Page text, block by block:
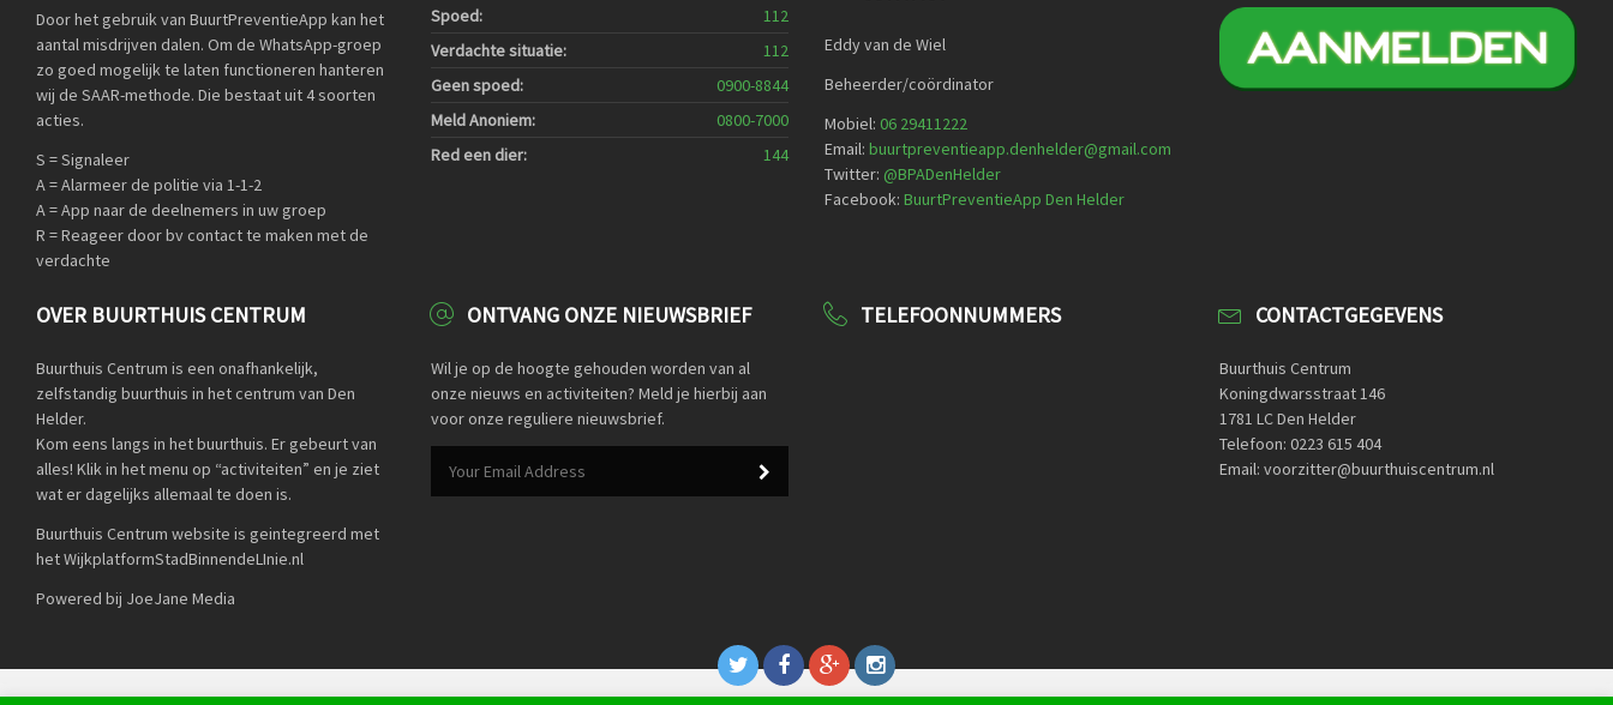
Door het gebruik van BuurtPreventieApp kan het
aantal misdrijven dalen. Om de WhatsApp-groep
zo goed mogelijk te laten functioneren hanteren
wij de SAAR-methode. Die bestaat uit 4 soorten
acties.
S = Signaleer
A = Alarmeer de politie via 1-1-2
A = App naar de deelnemers in uw groep
R = Reageer door bv contact te maken met de
verdachte
Spoed:
112
Verdachte situatie:
112
Geen spoed:
0900-8844
Meld Anoniem:
0800-7000
Red een dier:
144
Eddy van de Wiel
Beheerder/coördinator
Mobiel: 06 29411222
Email: buurtpreventieapp.denhelder@gmail.com
Twitter: @BPADenHelder
Facebook: BuurtPreventieApp Den Helder
OVER BUURTHUIS CENTRUM
Buurthuis Centrum is een onafhankelijk,
zelfstandig buurthuis in het centrum van Den
Helder.
Kom eens langs in het buurthuis. Er gebeurt van
alles! Klik in het menu op “activiteiten” en je ziet
wat er dagelijks allemaal te doen is.
Buurthuis Centrum website is geintegreerd met
het WijkplatformStadBinnendeLInie.nl
Powered bij JoeJane Media
ONTVANG ONZE NIEUWSBRIEF
Wil je op de hoogte gehouden worden van al
onze nieuws en activiteiten? Meld je hierbij aan
voor onze reguliere nieuwsbrief.
TELEFOONNUMMERS CONTACTGEGEVENS
Buurthuis Centrum
Koningdwarsstraat 146
1781 LC Den Helder
Telefoon: 0223 615 404
Email: voorzitter@buurthuiscentrum.nl